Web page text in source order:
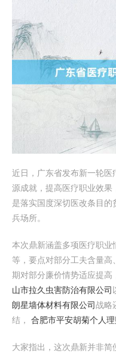
近日，广东省发布新一轮医
源成就，提高医疗职业效
是落实国度深切医改条目的
兵场所。
本次鼎新涵盖多项医疗职业
等，要点对部分工夫含量
期对部分廉价情势适应提高
山市拉久虫害防治有限公司
朗星墙体材料有限公司战略
结， 合肥市平安胡菊个人
大家指出，这次鼎新并非简